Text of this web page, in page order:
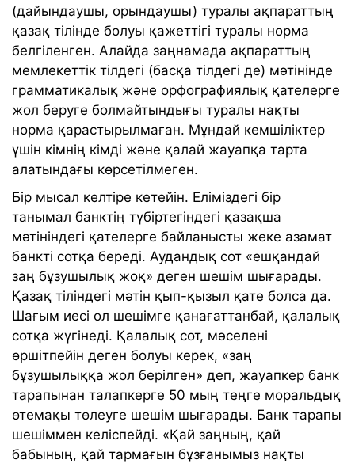
(дайындаушы, орындаушы) туралы ақпараттың
қазақ тілінде болуы қажеттігі туралы норма
белгіленген. Алайда заңнамада ақпараттың
мемлекеттік тілдегі (басқа тілдегі де) мәтінінде
грамматикалық және орфографиялық қателерге
жол беруге болмайтындығы туралы нақты
норма қарастырылмаған. Мұндай кемшіліктер
үшін кімнің кімді және қалай жауапқа тарта
алатындағы көрсетілмеген.
Бір мысал келтіре кетейін. Еліміздегі бір
танымал банктің түбіртегіндегі қазақша
мәтініндегі қателерге байланысты жеке азамат
банкті сотқа береді. Аудандық сот «ешқандай
заң бұзушылық жоқ» деген шешім шығарады.
Қазақ тіліндегі мәтін қып-қызыл қате болса да.
Шағым иесі ол шешімге қанағаттанбай, қалалық
сотқа жүгінеді. Қалалық сот, мәселені
өршітпейін деген болуы керек, «заң
бұзушылыққа жол берілген» деп, жауапкер банк
тарапынан талапкерге 50 мың теңге моральдық
өтемақы төлеуге шешім шығарады. Банк тарапы
шешіммен келіспейді. «Қай заңның, қай
бабының, қай тармағын бұзғанымыз нақты